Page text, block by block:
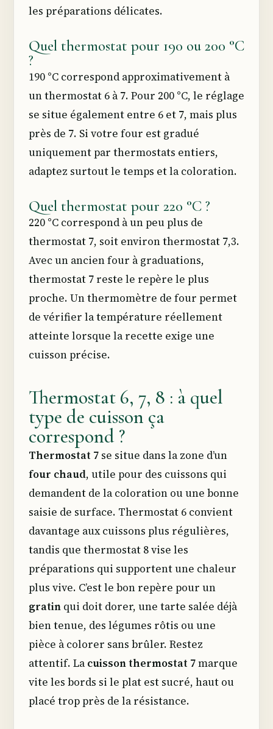
les préparations délicates.
Quel thermostat pour 190 ou 200 °C
?
190 °C correspond approximativement à
un thermostat 6 à 7. Pour 200 °C, le réglage
se situe également entre 6 et 7, mais plus
près de 7. Si votre four est gradué
uniquement par thermostats entiers,
adaptez surtout le temps et la coloration.
Quel thermostat pour 220 °C ?
220 °C correspond à un peu plus de
thermostat 7, soit environ thermostat 7,3.
Avec un ancien four à graduations,
thermostat 7 reste le repère le plus
proche. Un thermomètre de four permet
de vérifier la température réellement
atteinte lorsque la recette exige une
cuisson précise.
Thermostat 6, 7, 8 : à quel
type de cuisson ça
correspond ?
Thermostat 7 se situe dans la zone d’un
four chaud, utile pour des cuissons qui
demandent de la coloration ou une bonne
saisie de surface. Thermostat 6 convient
davantage aux cuissons plus régulières,
tandis que thermostat 8 vise les
préparations qui supportent une chaleur
plus vive. C’est le bon repère pour un
gratin qui doit dorer, une tarte salée déjà
bien tenue, des légumes rôtis ou une
pièce à colorer sans brûler. Restez
attentif. Lacuisson thermostat 7marque
vite les bords si le plat est sucré, haut ou
placé trop près de la résistance.